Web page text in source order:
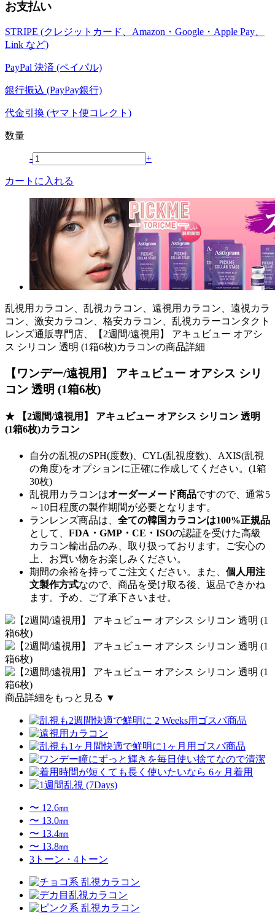
お支払い
STRIPE (クレジットカード、Amazon・Google・Apple Pay、
Link など)
PayPal 決済 (ペイパル)
銀行振込 (PayPay銀行)
代金引換 (ヤマト便コレクト)
数量
- +
カートに入れる
乱視用カラコン、乱視カラコン、遠視用カラコン、遠視カラ
コン、激安カラコン、格安カラコン、乱視カラーコンタクト
レンズ通販専門店、【2週間/遠視用】 アキュビュー オアシ
ス シリコン 透明 (1箱6枚)カラコンの商品詳細
【ワンデー/遠視用】 アキュビュー オアシス シリ
コン 透明 (1箱6枚)
★ 【2週間/遠視用】 アキュビュー オアシス シリコン 透明
(1箱6枚)カラコン
自分の乱視のSPH(度数)、CYL(乱視度数)、AXIS(乱視
の角度)をオプションに正確に作成してください。(1箱
30枚)
乱視用カラコンはオーダーメード商品ですので、 通常5
～10日程度の製作期間が必要となります。
ランレンズ商品は、 全ての韓国カラコンは100%正規品
として、 FDA・GMP・CE・ISOの認証を受けた高級
カラコン輸出品のみ、取り扱っております。ご安心の
上、お買い物をお楽しみください。
期間の余裕を持ってご注文ください。また、 個人用注
文製作方式なので、商品を受け取る後、返品できかね
ます。予め、ご了承下さいませ。
商品詳細をもっと見る ▼
〜 12.6㎜
〜 13.0㎜
〜 13.4㎜
〜 13.8㎜
3トーン・4トーン